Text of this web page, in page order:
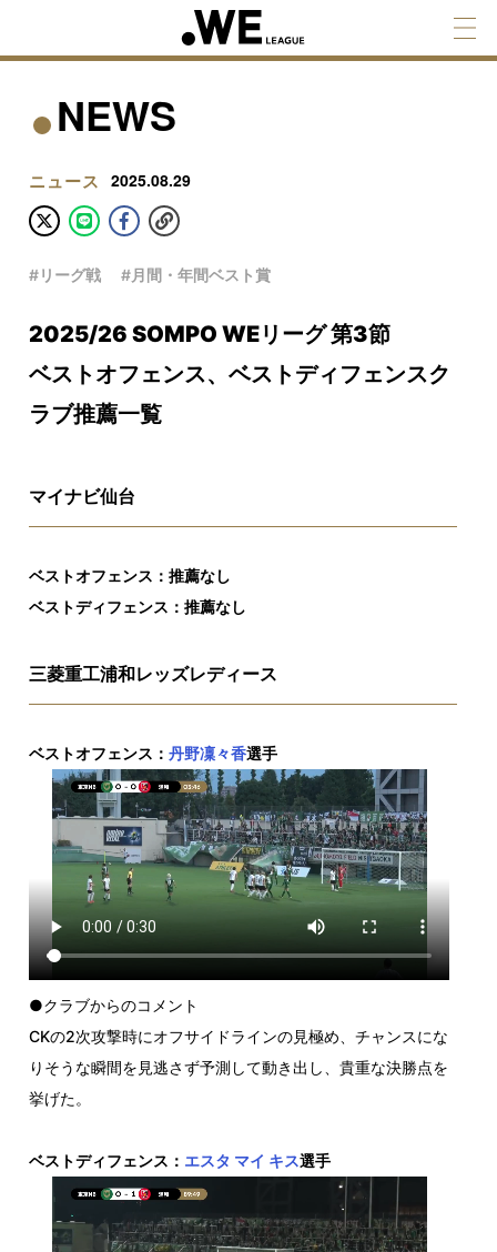
NEWS
ニュース 2025.08.29
#リーグ戦 #月間・年間ベスト賞
2025/26 SOMPO WEリーグ 第3節
ベストオフェンス、ベストディフェンスク
ラブ推薦一覧
マイナビ仙台
ベストオフェンス：推薦なし
ベストディフェンス：推薦なし
三菱重工浦和レッズレディース
ベストオフェンス： 丹野凜々香選手
●クラブからのコメント
CKの2次攻撃時にオフサイドラインの見極め、チャンスにな
りそうな瞬間を見逃さず予測して動き出し、貴重な決勝点を
挙げた。
ベストディフェンス： エスタ マイ キス選手